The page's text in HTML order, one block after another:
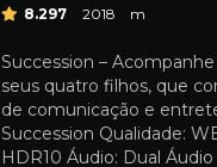
8.297 2018 m
Succession –
seus quatro filhos, que
de comunicação e
Succession Qualidade:
HDR10 Áudio: Dual